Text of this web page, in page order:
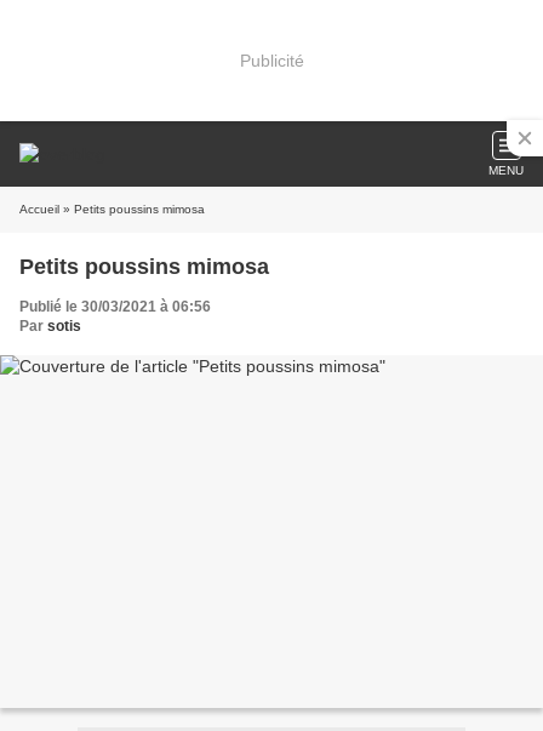
Publicité
MENU
Accueil » Petits poussins mimosa
Petits poussins mimosa
Publié le 30/03/2021 à 06:56
Par sotis